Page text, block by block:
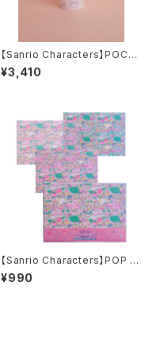
【Sanrio Characters】POCH
ACCO CANDLE
¥3,410
【Sanrio Characters】POP PI
NK PRINT!Tracing paper s
et /MIX ラッピングペーパー柄/
¥990